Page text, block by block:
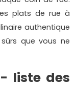
plats de rue à
authentique
que vous ne
liste des